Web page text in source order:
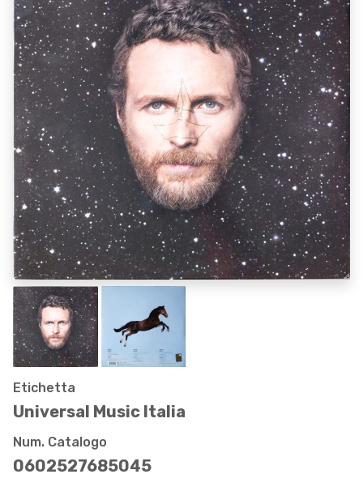
Etichetta
Universal Music Italia
Num. Catalogo
0602527685045